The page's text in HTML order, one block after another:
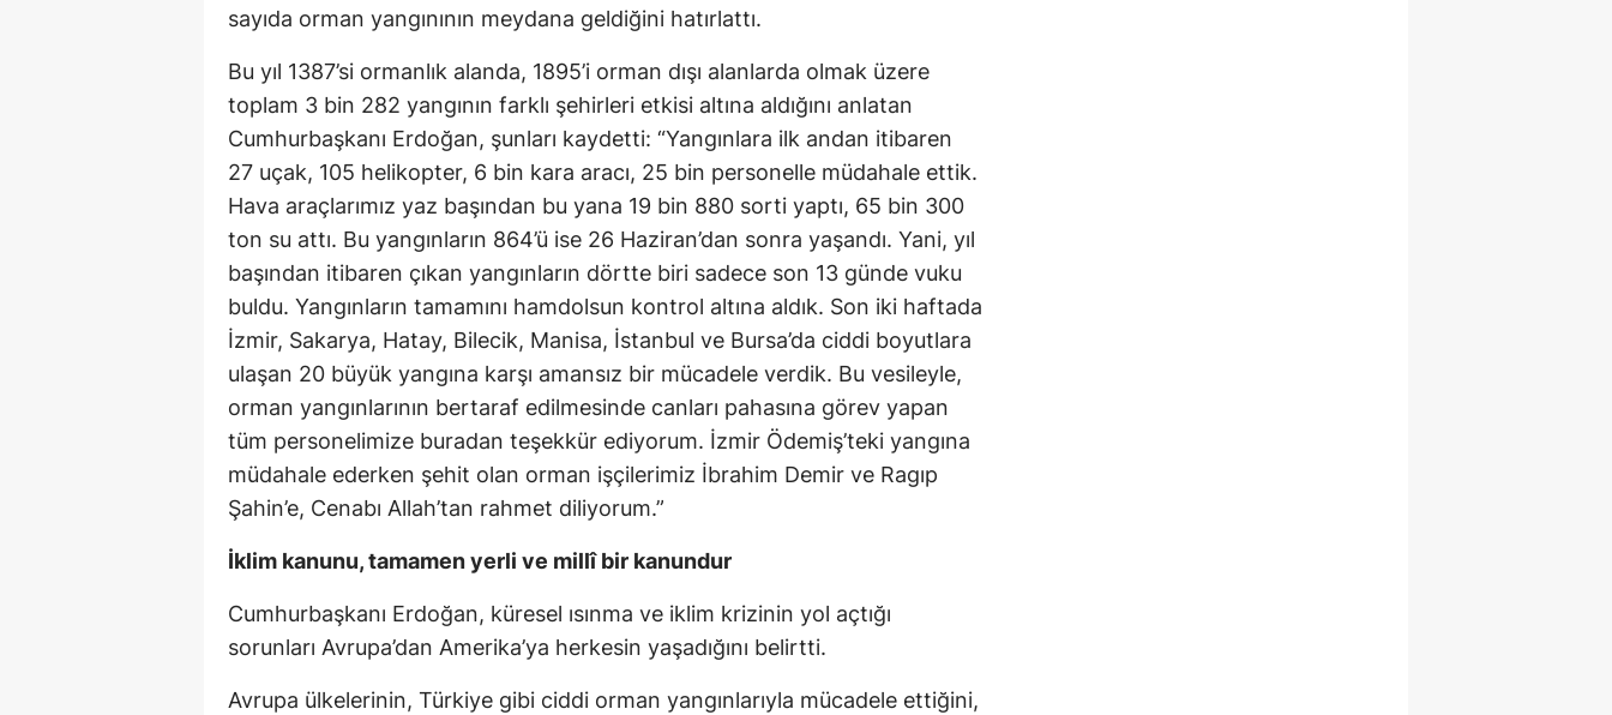
Trabzon
Tunceli
Şanlıurfa
Van
Zonguldak
Aksaray
Bayburt
Karaman
Şırnak
Bartın
Ardahan
sayıda orman yangınının meydana geldiğini hatırlattı.
Bu yıl 1387’si ormanlık alanda, 1895’i orman dışı alanlarda olmak üzere
toplam 3 bin 282 yangının farklı şehirleri etkisi altına aldığını anlatan
Cumhurbaşkanı Erdoğan, şunları kaydetti: “Yangınlara ilk andan itibaren
27 uçak, 105 helikopter, 6 bin kara aracı, 25 bin personelle müdahale ettik.
Hava araçlarımız yaz başından bu yana 19 bin 880 sorti yaptı, 65 bin 300
ton su attı. Bu yangınların 864’ü ise 26 Haziran’dan sonra yaşandı. Yani, yıl
başından itibaren çıkan yangınların dörtte biri sadece son 13 günde vuku
buldu. Yangınların tamamını hamdolsun kontrol altına aldık. Son iki haftada
İzmir, Sakarya, Hatay, Bilecik, Manisa, İstanbul ve Bursa’da ciddi boyutlara
ulaşan 20 büyük yangına karşı amansız bir mücadele verdik. Bu vesileyle,
orman yangınlarının bertaraf edilmesinde canları pahasına görev yapan
tüm personelimize buradan teşekkür ediyorum. İzmir Ödemiş’teki yangına
müdahale ederken şehit olan orman işçilerimiz İbrahim Demir ve Ragıp
Şahin’e, Cenabı Allah’tan rahmet diliyorum.”
İklim kanunu, tamamen yerli ve millî bir kanundur
Cumhurbaşkanı Erdoğan, küresel ısınma ve iklim krizinin yol açtığı
sorunları Avrupa’dan Amerika’ya herkesin yaşadığını belirtti.
Avrupa ülkelerinin, Türkiye gibi ciddi orman yangınlarıyla mücadele ettiğini,